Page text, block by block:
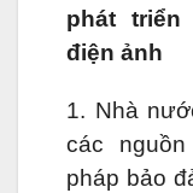
phát triển
điện ảnh
1. Nhà
các
pháp bảo